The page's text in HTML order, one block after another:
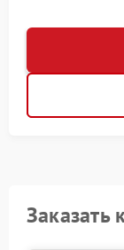
Заказать